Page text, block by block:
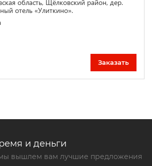
область, Щёлковский район, дер.
отель «Улиткино».
Заказать
и деньги
вышлем вам лучшие предложения